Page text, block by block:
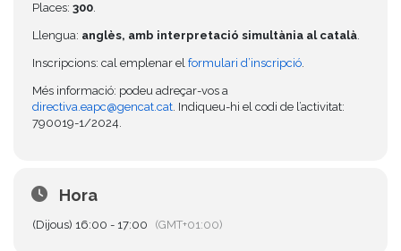
Places: 300.
Llengua: anglès, amb interpretació simultània al català.
Inscripcions: cal emplenar el formulari d’inscripció.
Més informació: podeu adreçar-vos a
directiva.eapc@gencat.cat. Indiqueu-hi el codi de l’activitat:
790019-1/2024.
Hora
(Dijous) 16:00 - 17:00 (GMT+01:00)